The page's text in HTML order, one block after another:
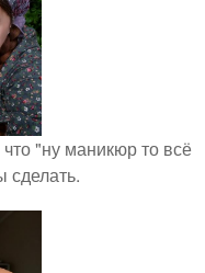
"ну маникюр то всё